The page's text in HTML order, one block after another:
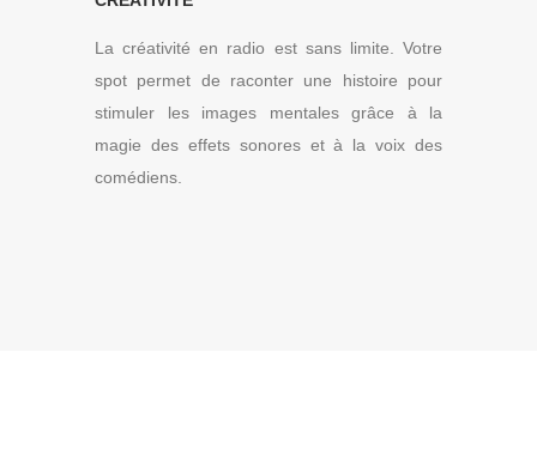
La créativité en radio est sans limite. Votre
spot permet de raconter une histoire pour
stimuler les images mentales grâce à la
magie des effets sonores et à la voix des
comédiens.